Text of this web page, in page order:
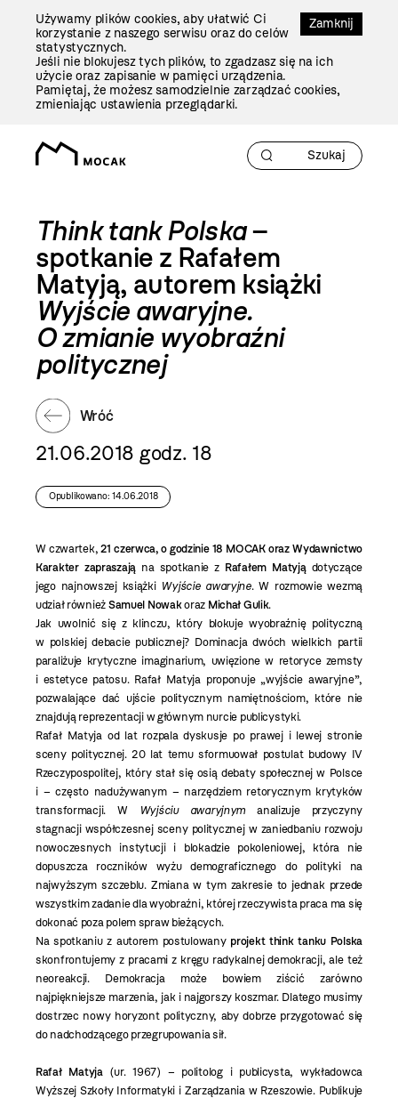
Zamknij
Używamy plików cookies, aby ułatwić Ci
korzystanie z naszego serwisu oraz do celów
statystycznych.
Jeśli nie blokujesz tych plików, to zgadzasz się na ich
użycie oraz zapisanie w pamięci urządzenia.
Pamiętaj, że możesz samodzielnie zarządzać cookies,
zmieniając ustawienia przeglądarki.
Think tank Polska–
spotkanie z Rafałem
Matyją, autorem książki
Wyjście awaryjne.
O zmianie wyobraźni
politycznej
Wróć
21.06.2018 godz. 18
Opublikowano: 14.06.2018
W czwartek,21 czerwca, o godzinie 18 MOCAK oraz Wydawnictwo
Karakter zapraszają na spotkanie z Rafałem Matyjądotyczące
jego najnowszej książki Wyjście awaryjne. W rozmowie wezmą
udział również Samuel Nowakoraz Michał Gulik.
Jak uwolnić się z klinczu, który blokuje wyobraźnię polityczną
w polskiej debacie publicznej? Dominacja dwóch wielkich partii
paraliżuje krytyczne imaginarium, uwięzione w retoryce zemsty
i estetyce patosu. Rafał Matyja proponuje „wyjście awaryjne”,
pozwalające dać ujście politycznym namiętnościom, które nie
znajdują reprezentacji w głównym nurcie publicystyki.
Rafał Matyja od lat rozpala dyskusje po prawej i lewej stronie
sceny politycznej. 20 lat temu sformuował postulat budowy IV
Rzeczypospolitej, który stał się osią debaty społecznej w Polsce
i – często nadużywanym – narzędziem retorycznym krytyków
transformacji. W
Wyjściu awaryjnym analizuje przyczyny
stagnacji współczesnej sceny politycznej w zaniedbaniu rozwoju
nowoczesnych instytucji i blokadzie pokoleniowej, która nie
dopuszcza roczników wyżu demograficznego do polityki na
najwyższym szczeblu. Zmiana w tym zakresie to jednak przede
wszystkim zadanie dla wyobraźni, której rzeczywista praca ma się
dokonać poza polem spraw bieżących.
Na spotkaniu z autorem postulowany projekt think tanku Polska
skonfrontujemy z pracami z kręgu radykalnej demokracji, ale też
neoreakcji. Demokracja może bowiem ziścić zarówno
najpiękniejsze marzenia, jak i najgorszy koszmar. Dlatego musimy
dostrzec nowy horyzont polityczny, aby dobrze przygotować się
do nadchodzącego przegrupowania sił.
Rafał Matyja (ur. 1967) – politolog i publicysta, wykładowca
Wyższej Szkoły Informatyki i Zarządzania w Rzeszowie. Publikuje